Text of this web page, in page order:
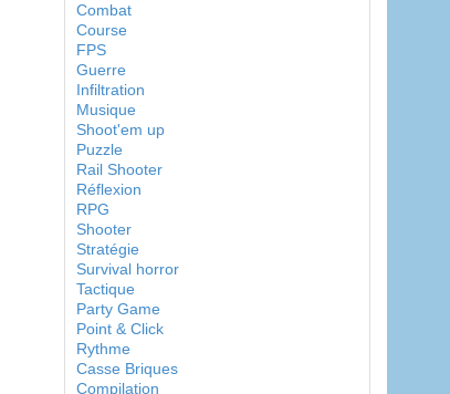
Combat
Course
FPS
Guerre
Infiltration
Musique
Shoot'em up
Puzzle
Rail Shooter
Réflexion
RPG
Shooter
Stratégie
Survival horror
Tactique
Party Game
Point & Click
Rythme
Casse Briques
Compilation